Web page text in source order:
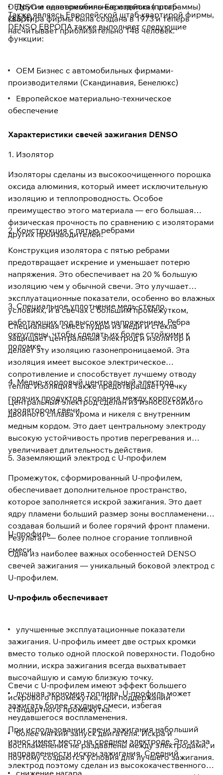
Другие неавтомобильные изделия (программы)
(3.5 %)
DENSO и одновременно Европейская штаб-
квартира фирмы была создана в 1973 и теперь
насчитывает приблизительно 148 человек.
Также являясь Европейской штаб-квартирой фирмы,
DENSO ЕВРОПА также выполняет следующие
функции:
OEM Бизнес с автомобильных фирмами-
производителями (Скандинавия, Бенелюкс)
Европейское материально-техническое
обеспечение
Характеристики свечей зажигания DENSO
1. Изолятор
Изоляторы сделаны из высокоочищенного порошка
оксида алюминия, который имеет исключительную
изоляцию и теплопроводность. Особое
преимущество этого материала — его большая
физическая прочность по сравнению с изоляторами
других производителей.
2. Конструкция с пятью ребрами
Конструкция изолятора с пятью ребрами
предотвращает искрение и уменьшает потерю
напряжения. Это обеспечивает на 20 % большую
изоляцию чем у обычной свечи. Это улучшает
эксплуатационные показатели, особенно во влажных
условиях, и в свечах с большим промежутком,
работающих под высоким напряжением. Ребра
округлены, чтобы сделать их более стойкими к
поломке.
3. Специальное уплотнение медь-стекло.
Специальная смесь пудры из меди и стекла
защищает центральный электрод и изолятор и
делает эту изоляцию газонепроницаемой. Эта
изоляция имеет высокое электрическое
сопротивление и способствует лучшему отводу
тепла. Изоляция также предотвращает утечку
горячих продуктов сгорания между корпусом и
изолятором свечи.
4. Медно-кордовый центральный электрод
Центральный электрод сделан из износостойкого
двойного сплава хрома и никеля с внутренним
медным кордом. Это дает центральному электроду
высокую устойчивость против перегревания и
увеличивает длительность действия.
5. Заземляющий электрод с U-профилем
Промежуток, сформированный U-профилем,
обеспечивает дополнительное пространство,
которое заполняется искрой зажигания. Это дает
ядру пламени больший размер зоны воспламенения,
создавая больший и более горячий фронт пламени.
Результат — более полное сгорание топливной
смеси.
U-профиль
Одна из наиболее важных особенностей DENSO
свечей зажигания — уникальный боковой электрод с
U-профилем.
U-профиль обеспечивает
улучшенные эксплуатационные показатели
зажигания. U-профиль имеет две острых кромки
вместо только одной плоской поверхности. Подобно
молнии, искра зажигания всегда выхватывает
высочайшую и самую близкую точку.
лучшая экономия топлива. U-профиль может
зажигать более скудные смеси, избегая
неудавшегося воспламенения.
более мягкий запуск двигателя. Искра и
воспламенение не раздавлены между электродами, и
поэтому создаются условия для лучшего зажигания.
снижение нагара
Свечи с U-профилем имеют эффект большего
искрового промежутка, при поддержании
стандартного промежутка.
При использовании свечи зажигания набольший
износ имеет место на среднем электроде. Это из-за
направленности искры зажигания. Средний
электрод поэтому сделан из высококачественного